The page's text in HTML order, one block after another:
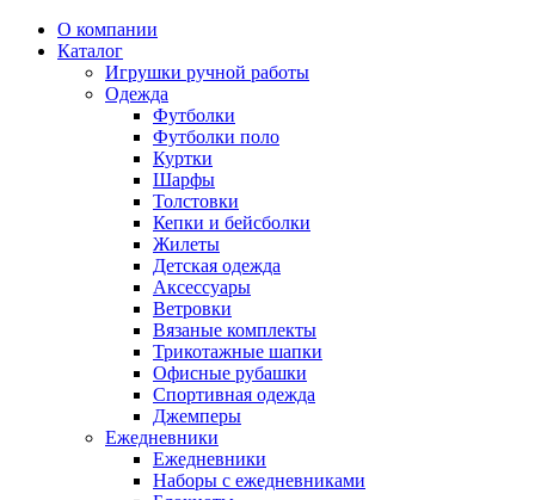
О компании
Каталог
Игрушки ручной работы
Одежда
Футболки
Футболки поло
Куртки
Шарфы
Толстовки
Кепки и бейсболки
Жилеты
Детская одежда
Аксессуары
Ветровки
Вязаные комплекты
Трикотажные шапки
Офисные рубашки
Спортивная одежда
Джемперы
Ежедневники
Ежедневники
Наборы с ежедневниками